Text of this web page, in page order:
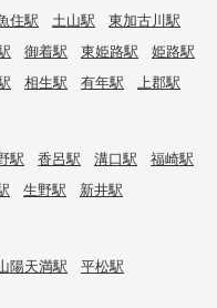
住駅 土山駅
東加古川駅
御着駅 東姫路駅
姫路駅
相生駅 有年駅 上郡駅
駅 香呂駅 溝口駅
福崎駅
生野駅 新井駅
陽天満駅
平松駅